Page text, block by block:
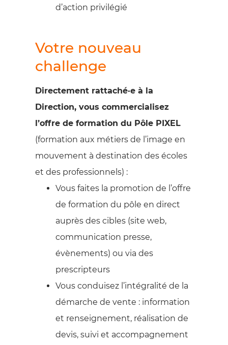
d’action privilégié
Directement rattaché·e à la
Direction, vous commercialisez
l’offre de formation du Pôle PIXEL
(formation aux métiers de l’image en
mouvement à destination des écoles
et des professionnels) :
Vous faites la promotion de l’offre
de formation du pôle en direct
auprès des cibles (site web,
communication presse,
évènements) ou via des
prescripteurs
Vous conduisez l’intégralité de la
démarche de vente : information
et renseignement, réalisation de
devis, suivi et accompagnement
Votre nouveau
challenge